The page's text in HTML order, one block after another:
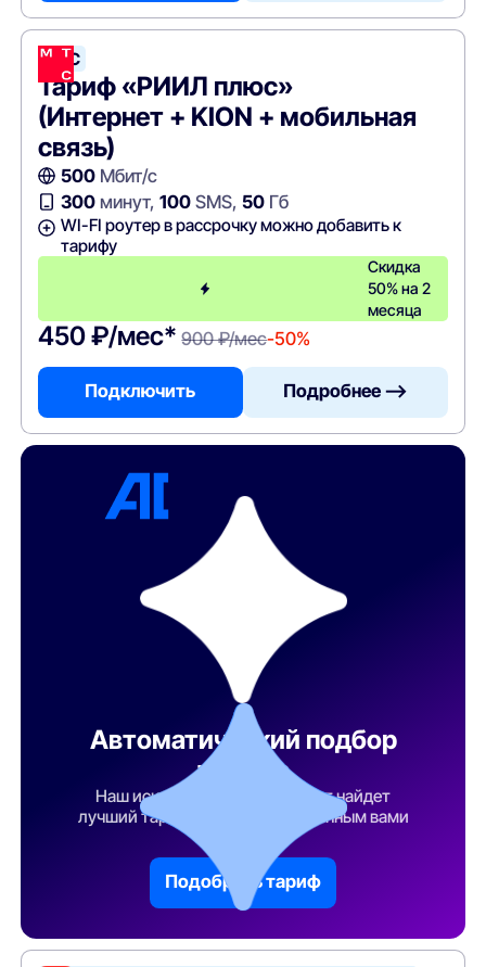
МТС
Тариф «РИИЛ плюс»
(Интернет + KION + мобильная
связь)
500Мбит/с
300минут, 100SMS, 50Гб
WI-FI роутер в рассрочку можно добавить к
тарифу
Скидка
50% на 2
месяца
450 ₽/мес* 900 ₽/мес-50%
Подключить Подробнее —>
Автоматический подбор
тарифа
Наш искусственный интеллект найдет
лучший тарифный план по указанным вами
Подобрать тариф